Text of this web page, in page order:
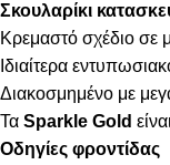
Σκουλαρίκι
Κρεμαστό σχέδιο
Ιδιαίτερα
Διακοσμημένο με
Τα Sparkle Gold
Οδηγίες φροντίδας